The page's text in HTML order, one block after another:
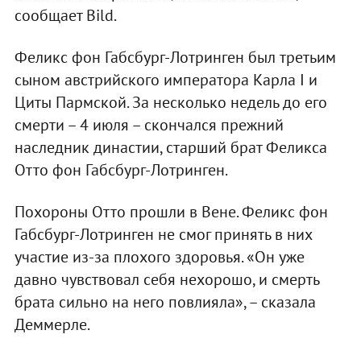
сообщает Bild.
Феликс фон Габсбург-Лотринген был третьим
сыном австрийского императора Карла I и
Циты Пармской. За несколько недель до его
смерти – 4 июля – скончался прежний
наследник династии, старший брат Феликса
Отто фон Габсбург-Лотринген.
Похороны Отто прошли в Вене. Феликс фон
Габсбург-Лотринген не смог принять в них
участие из-за плохого здоровья. «Он уже
давно чувствовал себя нехорошо, и смерть
брата сильно на него повлияла», – сказала
Деммерле.